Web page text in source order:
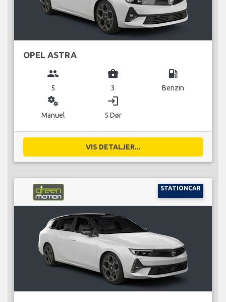
OPEL ASTRA
group
5
business_center
3
local_gas_station
Benzin
miscellaneous_services
Manuel
login
5 Dør
VIS DETALJER...
STATIONCAR